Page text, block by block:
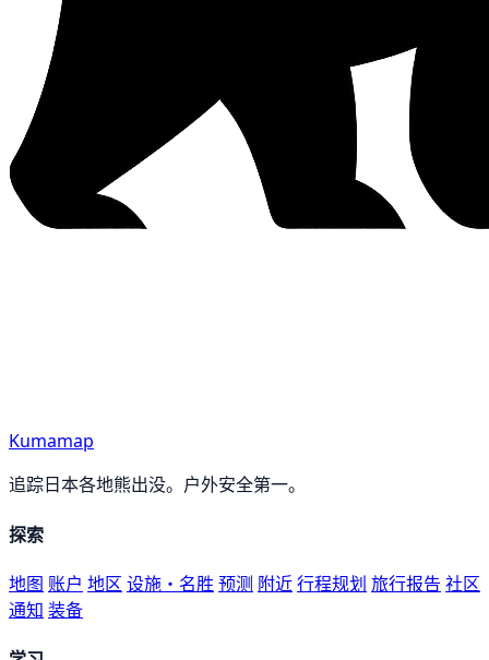
Kumamap
追踪日本各地熊出没。户外安全第一。
探索
地图 账户 地区 设施・名胜 预测 附近行程规划 旅行报告 社区
通知 装备